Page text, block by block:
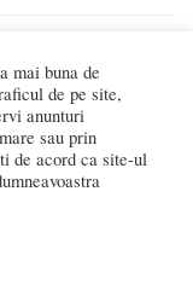
mai buna de
de pe site,
anunturi
sau prin
de acord ca site-ul